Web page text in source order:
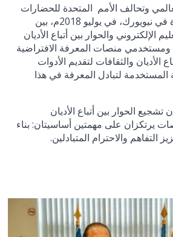
وتحالف الأمم المتحدة للحضارات
في مقر الأمم المتحدة في نيويورك، في يوليو 2018م، بين
الإلكتروني والحوار بين أتباع الأديان
ومستخدمي منصات المعرفة الافتراضية
الأديان والثقافات لتقديم الأدوات
المستخدمة لتبادل المعرفة في هذا
الحوار بين أتباع الأديان
يرتكزان على مهمتين أساسيتان: بناء
التفاهم والاحترام المتبادلين.